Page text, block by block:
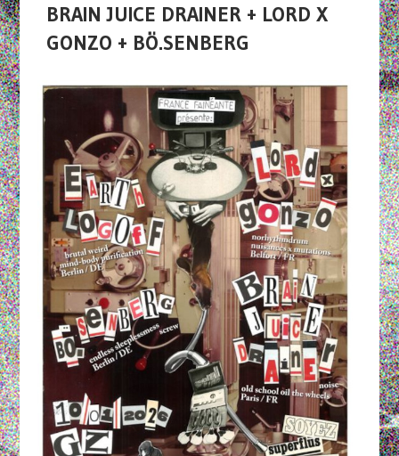
BRAIN JUICE DRAINER + LORD X
GONZO + BÖ.SENBERG